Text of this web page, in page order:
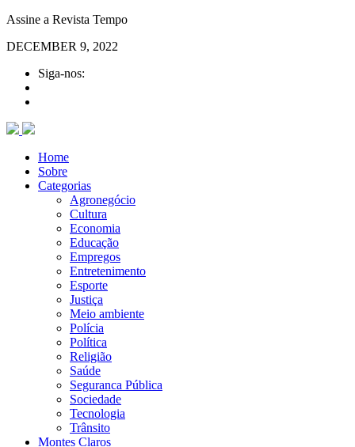
Assine a Revista Tempo
DECEMBER 9, 2022
Siga-nos:
Home
Sobre
Categorias
Agronegócio
Cultura
Economia
Educação
Empregos
Entretenimento
Esporte
Justiça
Meio ambiente
Polícia
Política
Religião
Saúde
Seguranca Pública
Sociedade
Tecnologia
Trânsito
Montes Claros